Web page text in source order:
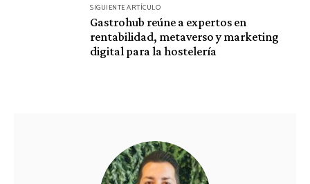
SIGUIENTE ARTÍCULO
Gastrohub reúne a expertos en
rentabilidad, metaverso y marketing
digital para la hostelería